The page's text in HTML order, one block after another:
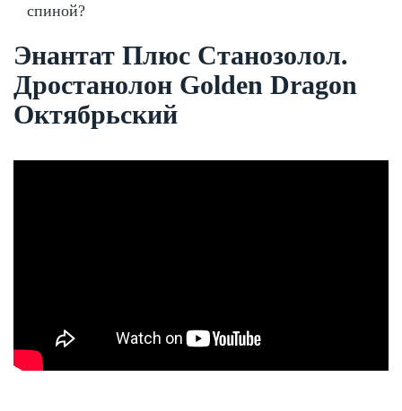
спиной?
Энантат Плюс Станозолол.
Дростанолон Golden Dragon
Октябрьский